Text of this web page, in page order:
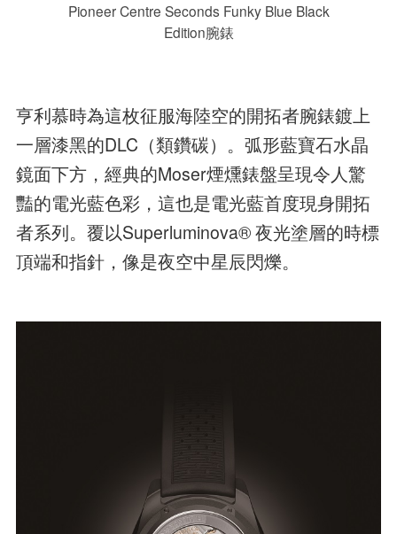
Pioneer Centre Seconds Funky Blue Black
Edition腕錶
亨利慕時為這枚征服海陸空的開拓者腕錶鍍上
一層漆黑的DLC（類鑽碳）。弧形藍寶石水晶
鏡面下方，經典的Moser煙燻錶盤呈現令人驚
豔的電光藍色彩，這也是電光藍首度現身開拓
者系列。覆以Superluminova® 夜光塗層的時標
頂端和指針，像是夜空中星辰閃爍。